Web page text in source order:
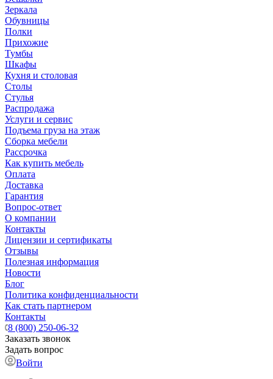
Зеркала
Обувницы
Полки
Прихожие
Тумбы
Шкафы
Кухня и столовая
Столы
Стулья
Распродажа
Услуги и сервис
Подъема груза на этаж
Сборка мебели
Рассрочка
Как купить мебель
Оплата
Доставка
Гарантия
Вопрос-ответ
О компании
Контакты
Лицензии и сертификаты
Отзывы
Полезная информация
Новости
Блог
Политика конфиденциальности
Как стать партнером
Контакты
8 (800) 250-06-32
Заказать звонок
Задать вопрос
Войти